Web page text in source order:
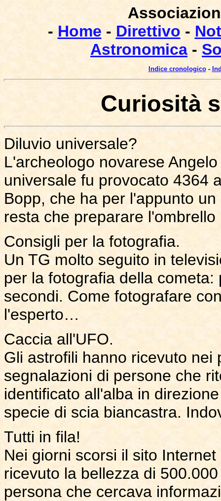
- Home - Direttivo -
Astronomica -
Indice cronologico-
Curiosità
Diluvio universale?
L'archeologo novarese
universale fu provocato 4364
Bopp, che ha per l'appunto
resta che preparare
Consigli per la fotografia.
Un TG molto seguito in
per la fotografia della
secondi. Come fotografare
l'esperto…
Caccia all'UFO.
Gli astrofili hanno ricevuto nei
segnalazioni di persone che
identificato all'alba in
specie di scia biancastra.
Tutti in fila!
Nei giorni scorsi il sito
ricevuto la bellezza di
persona che cercava